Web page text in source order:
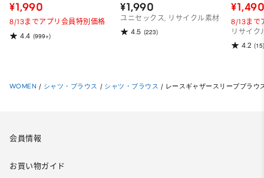
¥1,990
8/13までアプリ会員特別価格
4.4 (999+)
¥1,990
ユニセックス, リサイクル素材
4.5 (223)
8/13まで
リサイク
4.2 (15)
WOMEN / シャツ・ブラウス / シャツ・ブラウス / レースギャザースリーブブラウ
会員情報
お買い物ガイド